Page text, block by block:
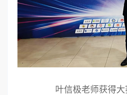
叶信极老师获得